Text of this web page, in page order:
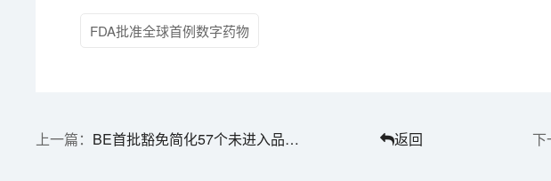
FDA批准全球首例数字药物
BE首批豁免简化57个未进入品种仍可申请 返回